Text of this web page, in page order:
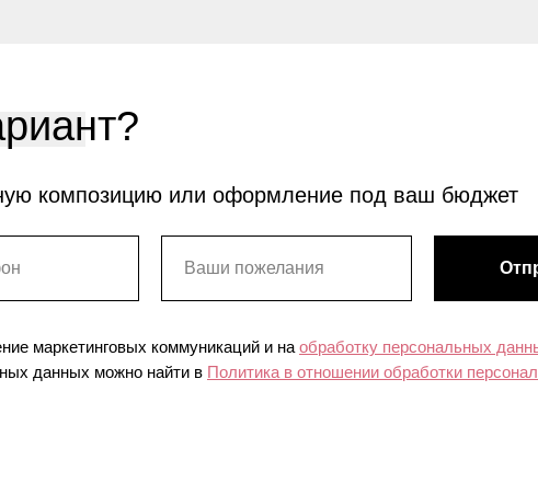
композицию или оформление под ваш бюджет
маркетинговых коммуникаций и на обработку персональных
данных можно найти в Политика в отношении обработки